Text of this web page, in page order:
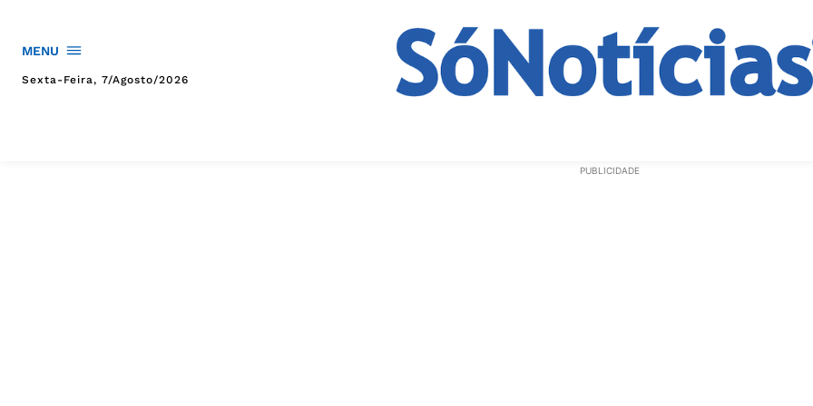
MENU
Sexta-Feira, 7/agosto/2026
PUBLICIDADE